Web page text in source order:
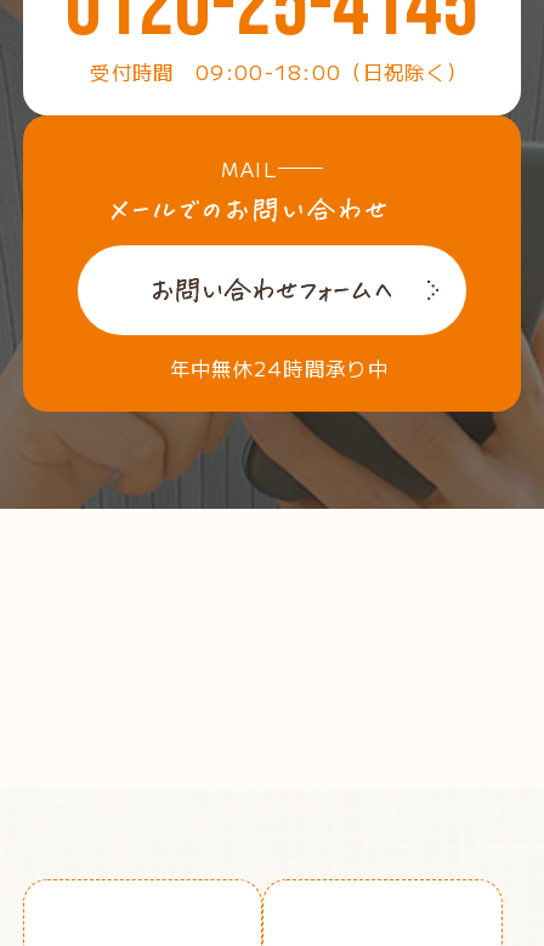
受付時間 09:00-18:00（日祝除く）
MAIL
年中無休24時間承り中